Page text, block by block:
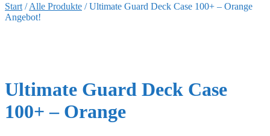
Start /Alle Produkte /Ultimate Guard Deck Case 100+ – Orange
Angebot!
Ultimate Guard Deck Case
100+ – Orange